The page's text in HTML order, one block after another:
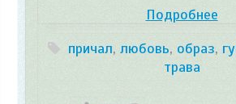
Подробнее
причал, любовь, образ,
трава